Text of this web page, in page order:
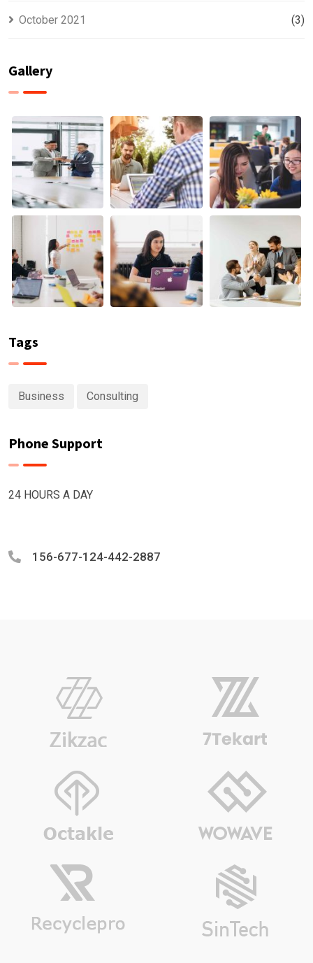
October 2021 (3)
Gallery
Tags
Business Consulting
Phone Support
24 HOURS A DAY
156-677-124-442-2887